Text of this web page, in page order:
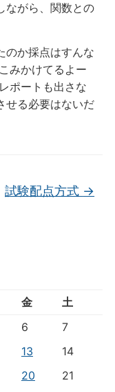
金
土
6
7
13
14
20
21
ながら、関数との
のか採点はすんな
みかけてるよー
ポートも出さな
せる必要はないだ
試験配点方式 →